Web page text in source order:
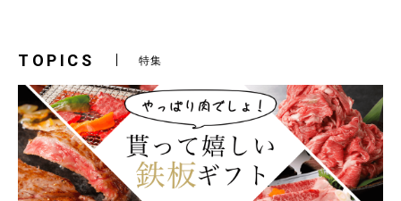
TOPICS 特集